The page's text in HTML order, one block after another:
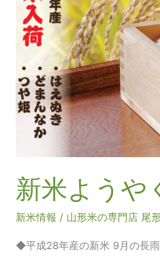
新米ようや
新米情報 / 山形米の専門店 尾
◆平成28年産の新米 9月の長
や
く
荷